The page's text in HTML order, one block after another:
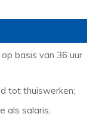
basis van 36 uur
tot thuiswerken;
als salaris;